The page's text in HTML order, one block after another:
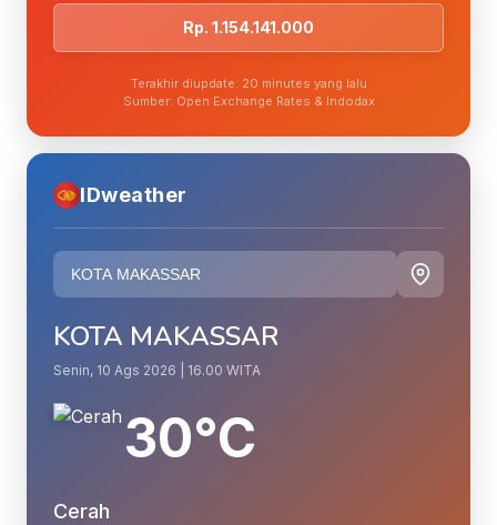
Rp. 1.154.141.000
Terakhir diupdate: 20 minutes yang lalu
Sumber: Open Exchange Rates & Indodax
IDweather
KOTA MAKASSAR
Senin, 10 Ags 2026 | 16.00 WITA
30°C
Cerah